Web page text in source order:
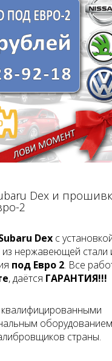
Dex и
2
Dex с
из нержавеющей стали
под Евро 2. Все
, даётся ГАРАНТИЯ!!!
страны.